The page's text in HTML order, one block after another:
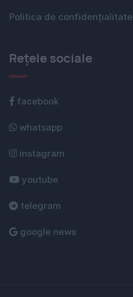
Politica de confidențialitate
Rețele sociale
facebook
whatsapp
instagram
youtube
telegram
google news